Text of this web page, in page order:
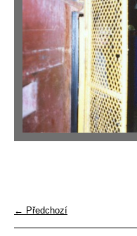
← Předchozí